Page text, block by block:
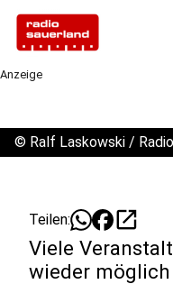
Anzeige
© Ralf Laskowski /
Teilen: open_in_new
Viele
wieder möglich